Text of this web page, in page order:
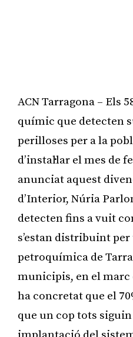
ACN Tarragona – Els
químic que detecten
perilloses per a la
d’instal·lar el mes de
anunciat aquest
d’Interior, Núria
detecten fins a vuit
s’estan distribuint
petroquímica de
municipis, en el marc
ha concretat que el
que un cop tots